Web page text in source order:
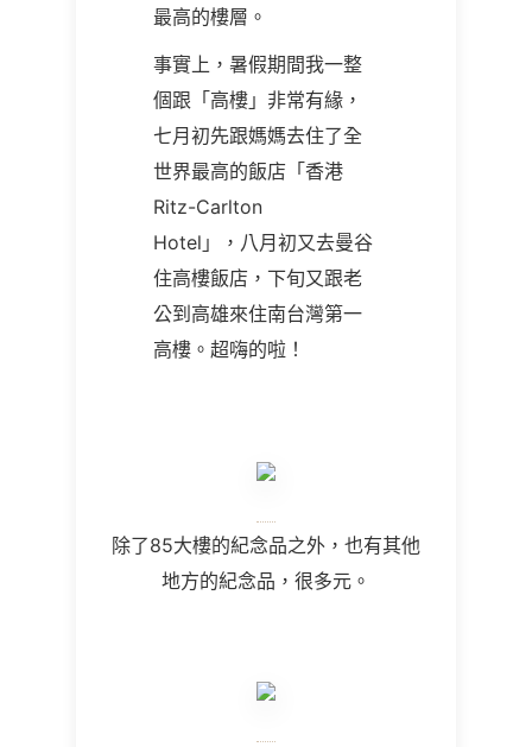
最高的樓層。
事實上，暑假期間我一整
個跟「高樓」非常有緣，
七月初先跟媽媽去住了全
世界最高的飯店「香港
Ritz-Carlton
Hotel」，八月初又去曼谷
住高樓飯店，下旬又跟老
公到高雄來住南台灣第一
高樓。超嗨的啦！
除了85大樓的紀念品之外，也有其他
地方的紀念品，很多元。